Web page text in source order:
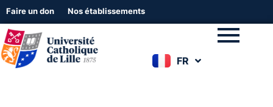
Faire un don Nos établissements
FR
EN